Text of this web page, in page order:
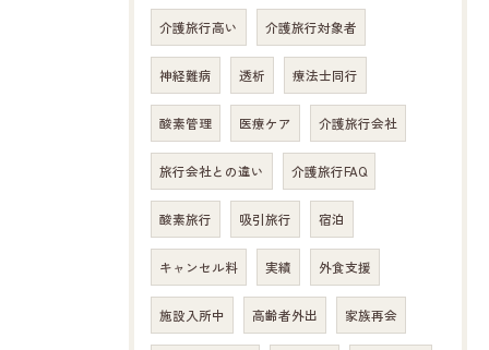
介護旅行高い 介護旅行対象者
神経難病 透析 療法士同行
酸素管理 医療ケア 介護旅行会社
旅行会社との違い 介護旅行FAQ
酸素旅行 吸引旅行 宿泊
キャンセル料 実績 外食支援
施設入所中 高齢者外出 家族再会